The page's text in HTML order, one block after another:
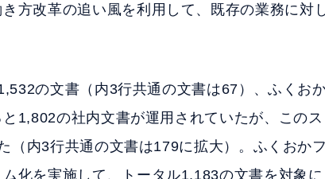
方改革の追い風を利用して、既存の業務に対
の文書（内3行共通の文書は67）、ふくお
1,802の社内文書が運用されていたが、この
（内3行共通の文書は179に拡大）。ふくおか
化を実施して、トータル1,183の文書を対象